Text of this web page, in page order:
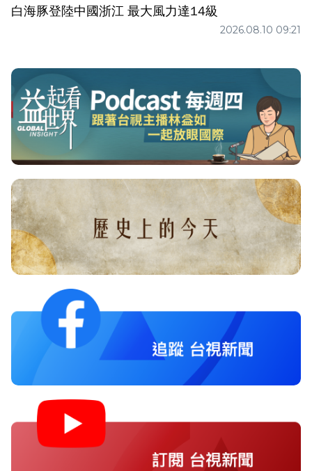
白海豚登陸中國浙江 最大風力達14級
2026.08.10 09:21